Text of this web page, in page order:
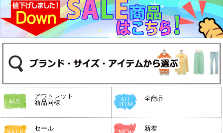
アウトレット
新品同様
全商品
セール 新着